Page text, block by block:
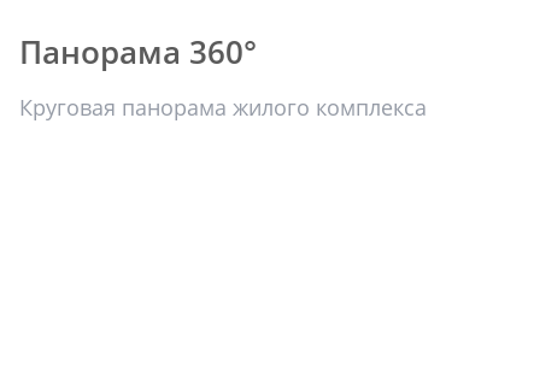
Панорама 360°
Круговая панорама жилого комплекса